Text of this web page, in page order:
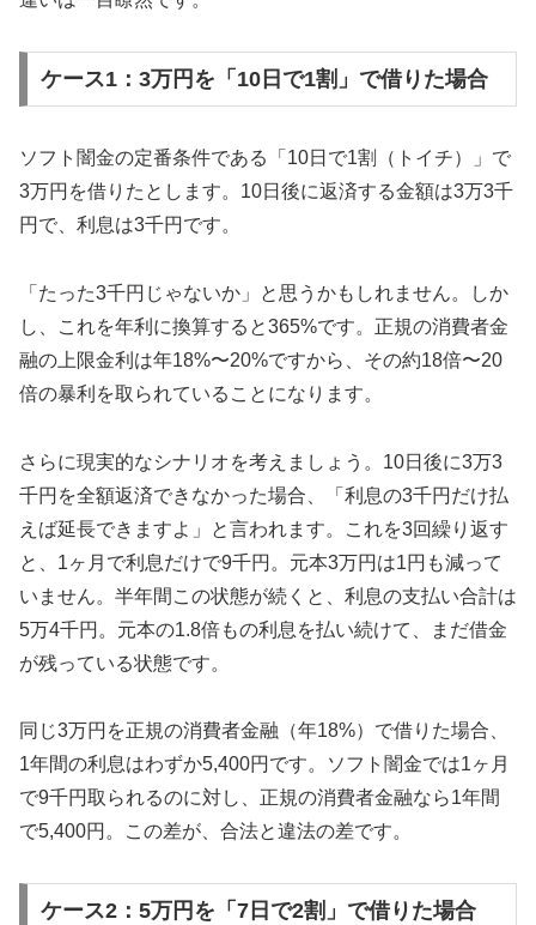
ケース1：3万円を「10日で1割」で借りた場合
ソフト闇金の定番条件である「10日で1割（トイチ）」で
3万円を借りたとします。10日後に返済する金額は3万3千
円で、利息は3千円です。
「たった3千円じゃないか」と思うかもしれません。しか
し、これを年利に換算すると365%です。正規の消費者金
融の上限金利は年18%〜20%ですから、その約18倍〜20
倍の暴利を取られていることになります。
さらに現実的なシナリオを考えましょう。10日後に3万3
千円を全額返済できなかった場合、「利息の3千円だけ払
えば延長できますよ」と言われます。これを3回繰り返す
と、1ヶ月で利息だけで9千円。元本3万円は1円も減って
いません。半年間この状態が続くと、利息の支払い合計は
5万4千円。元本の1.8倍もの利息を払い続けて、まだ借金
が残っている状態です。
同じ3万円を正規の消費者金融（年18%）で借りた場合、
1年間の利息はわずか5,400円です。ソフト闇金では1ヶ月
で9千円取られるのに対し、正規の消費者金融なら1年間
で5,400円。この差が、合法と違法の差です。
ケース2：5万円を「7日で2割」で借りた場合